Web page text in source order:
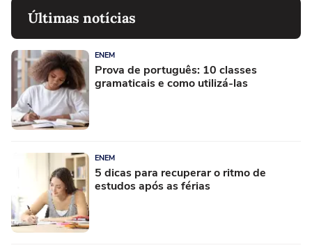
Últimas notícias
ENEM
Prova de português: 10 classes
gramaticais e como utilizá-las
ENEM
5 dicas para recuperar o ritmo de
estudos após as férias